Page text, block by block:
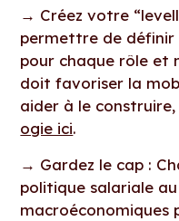
→ Créez votre
permettre de définir
pour chaque rôle et
doit favoriser la
aider à le construire,
ogie ici.
→ Gardez le cap :
politique salariale
macroéconomiques